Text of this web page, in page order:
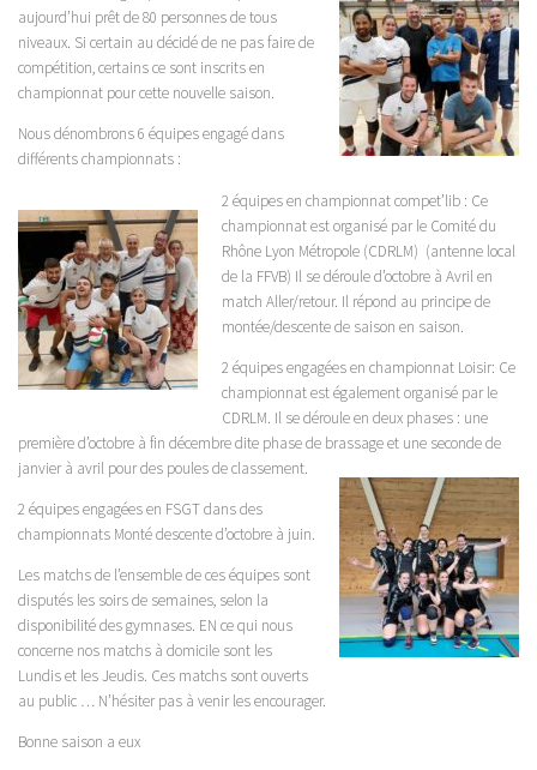
aujourd’hui prêt de 80 personnes de tous
niveaux. Si certain au décidé de ne pas faire de
compétition, certains ce sont inscrits en
championnat pour cette nouvelle saison.
Nous dénombrons 6 équipes engagé dans
différents championnats :
2 équipes en championnat compet’lib : Ce
championnat est organisé par le Comité du
Rhône Lyon Métropole (CDRLM) (antenne local
de la FFVB) Il se déroule d’octobre à Avril en
match Aller/retour. Il répond au principe de
montée/descente de saison en saison.
2 équipes engagées en championnat Loisir: Ce
championnat est également organisé par le
CDRLM. Il se déroule en deux phases : une
première d’octobre à fin décembre dite phase de brassage et une seconde de
janvier à avril pour des poules de classement.
2 équipes engagées en FSGT dans des
championnats Monté descente d’octobre à juin.
Les matchs de l’ensemble de ces équipes sont
disputés les soirs de semaines, selon la
disponibilité des gymnases. EN ce qui nous
concerne nos matchs à domicile sont les
Lundis et les Jeudis. Ces matchs sont ouverts
au public … N’hésiter pas à venir les encourager.
Bonne saison a eux